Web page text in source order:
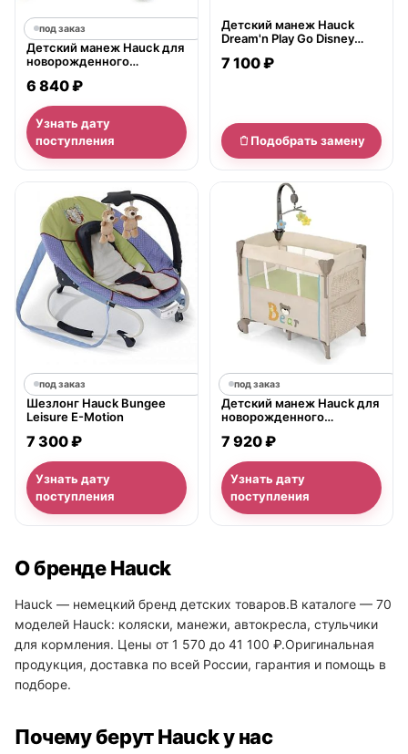
под заказ
Детский манеж Hauck для
новорожденного
6 840 ₽
Узнать дату
поступления
Детский манеж Hauck
Dream'n Play Go Disney
Дисней
7 100 ₽
Подобрать замену
под заказ
Шезлонг Hauck Bungee
Leisure E-Motion
7 300 ₽
Узнать дату
поступления
под заказ
Детский манеж Hauck для
новорожденного
7 920 ₽
Узнать дату
поступления
О бренде Hauck
Hauck — немецкий бренд детских товаров.В каталоге — 70
моделей Hauck: коляски, манежи, автокресла, стульчики
для кормления. Цены от 1 570 до 41 100 ₽.Оригинальная
продукция, доставка по всей России, гарантия и помощь в
подборе.
Почему берут Hauck у нас